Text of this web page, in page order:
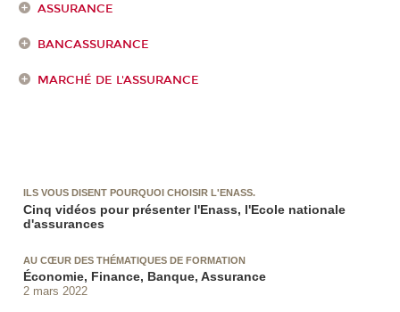
ASSURANCE
BANCASSURANCE
MARCHÉ DE L'ASSURANCE
ILS VOUS DISENT POURQUOI CHOISIR L'ENASS.
Cinq vidéos pour présenter l'Enass, l'Ecole nationale
d'assurances
AU CŒUR DES THÉMATIQUES DE FORMATION
Économie, Finance, Banque, Assurance
2 mars 2022